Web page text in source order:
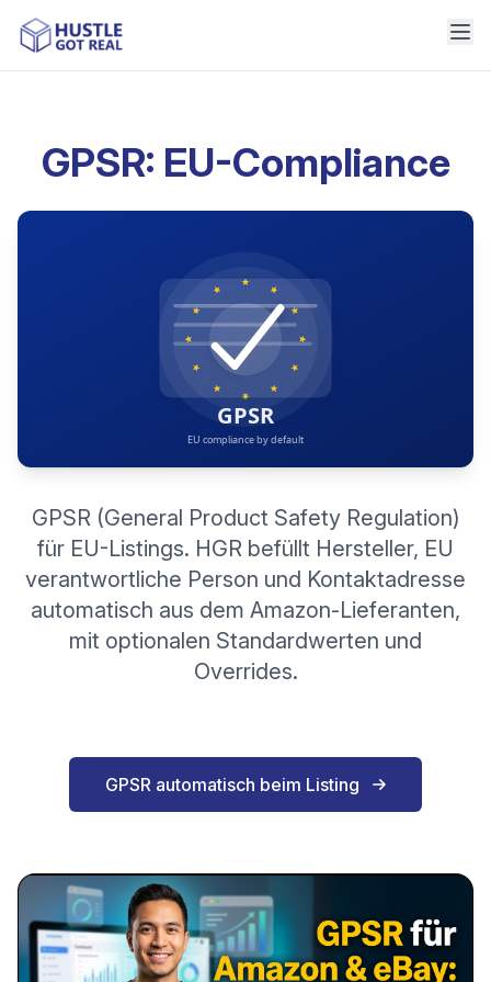
GPSR: EU-Compliance
GPSR (General Product Safety Regulation)
für EU-Listings. HGR befüllt Hersteller, EU
verantwortliche Person und Kontaktadresse
automatisch aus dem Amazon-Lieferanten,
mit optionalen Standardwerten und
Overrides.
GPSR automatisch beim Listing